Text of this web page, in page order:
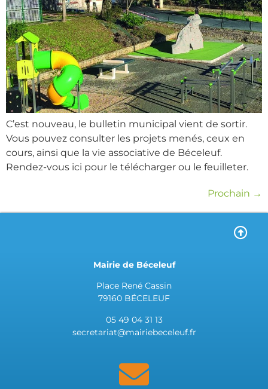
C’est nouveau, le bulletin municipal vient de sortir.
Vous pouvez consulter les projets menés, ceux en
cours, ainsi que la vie associative de Béceleuf.
Rendez-vous ici pour le télécharger ou le feuilleter.
Prochain →
Mairie de Béceleuf
Place René Cassin
79160 BÉCELEUF
05 49 04 31 13
secretariat@mairiebeceleuf.fr